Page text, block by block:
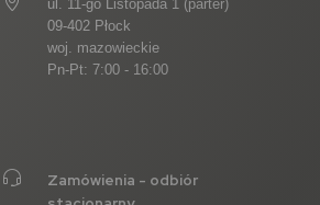
ul. 11-go Listopada 1 (parter)
09-402 Płock
woj. mazowieckie
Pn-Pt: 7:00 - 16:00
Zamówienia - odbiór